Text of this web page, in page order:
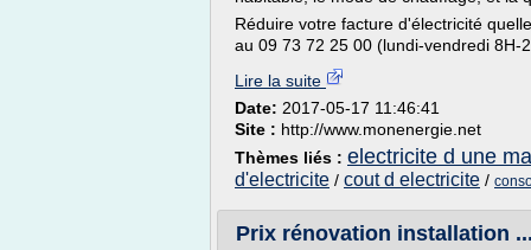
Réduire votre facture d'électricité
au 09 73 72 25 00 (lundi-vendredi 8H-
Lire la suite
Date: 2017-05-17 11:46:41
Site : http://www.monenergie.net
Thèmes liés : electricite d une
d'electricite / cout d electricite /
Prix rénovation installation